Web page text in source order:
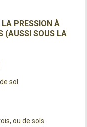
PRESSION À
(AUSSI SOUS LA
sol
ou de sols